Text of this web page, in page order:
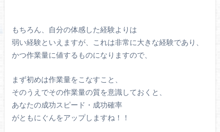
もちろん、自分の体感した経験よりは
弱い経験といえますが、これは非常に大きな経験であり、
かつ作業量に値するものになりますので、
まず初めは作業量をこなすこと、
そのうえでその作業量の質を意識しておくと、
あなたの成功スピード・成功確率
がともにぐんをアップしますね！！